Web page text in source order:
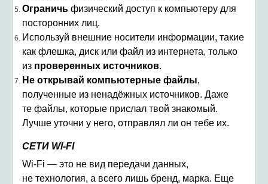
Ограничь физический доступ к компьютеру для
посторонних лиц.
Используй внешние носители информации, такие
как флешка, диск или файл из интернета, только
из проверенных источников.
Не открывай компьютерные файлы,
полученные из ненадёжных источников. Даже
те файлы, которые прислал твой знакомый.
Лучше уточни у него, отправлял ли он тебе их.
СЕТИ WI-FI
Wi-Fi — это не вид передачи данных,
не технология, а всего лишь бренд, марка. Еще